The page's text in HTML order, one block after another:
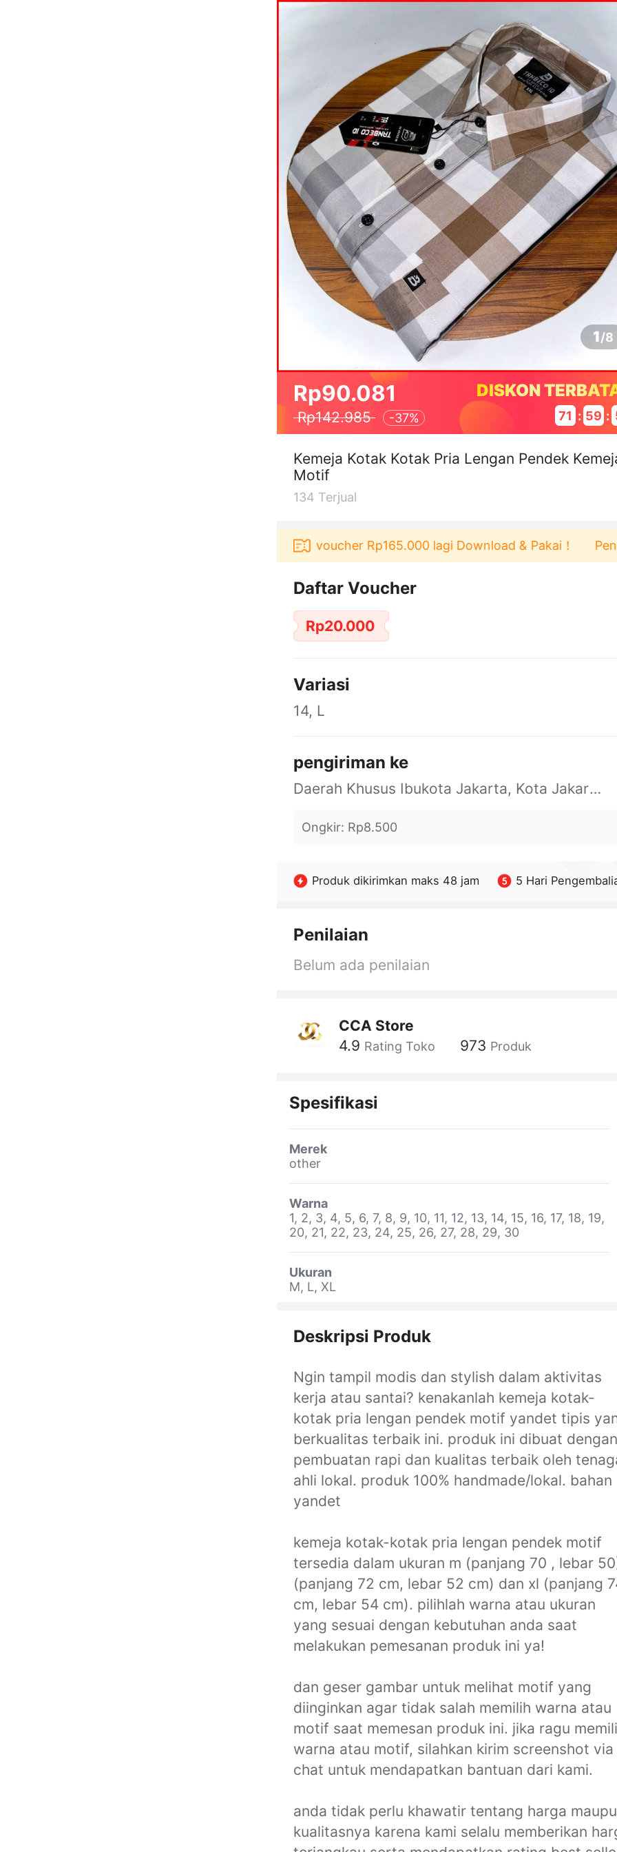
1/8
Rp90.081
Rp142.985 -37%
DISKON
71 : 59 :
Kemeja Kotak Kotak Pria Lengan Pendek
Motif
134 Terjual
baru berbelanja di aplikasi Akulaku bisa dapat voucher Rp165.000 lagi Download & Pakai！
Daftar Voucher
Rp20.000
Variasi
14, L
pengiriman ke
Daerah Khusus Ibukota Jakarta, Kota Jakarta Barat, Cengkareng, yy
Ongkir: Rp8.500
Produk dikirimkan maks 48 jam 5 Hari
Penilaian
Belum ada penilaian
CCA Store
4.9 Rating Toko 973 Produk
Spesifikasi
Merek
other
Warna
1, 2, 3, 4, 5, 6, 7, 8, 9, 10, 11, 12, 13, 14, 15, 16, 17, 18, 19,
20, 21, 22, 23, 24, 25, 26, 27, 28, 29, 30
Ukuran
M, L, XL
Deskripsi Produk
Ngin tampil modis dan stylish dalam aktivitas
kerja atau santai? kenakanlah kemeja kotak-
kotak pria lengan pendek motif yandet tipis
berkualitas terbaik ini. produk ini dibuat dengan
pembuatan rapi dan kualitas terbaik oleh
ahli lokal. produk 100% handmade/lokal. bahan
yandet
kemeja kotak-kotak pria lengan pendek motif
tersedia dalam ukuran m (panjang 70 , lebar
(panjang 72 cm, lebar 52 cm) dan xl (panjang
cm, lebar 54 cm). pilihlah warna atau ukuran
yang sesuai dengan kebutuhan anda saat
melakukan pemesanan produk ini ya!
dan geser gambar untuk melihat motif yang
diinginkan agar tidak salah memilih warna atau
motif saat memesan produk ini. jika ragu
warna atau motif, silahkan kirim screenshot via
chat untuk mendapatkan bantuan dari kami.
anda tidak perlu khawatir tentang harga
kualitasnya karena kami selalu memberikan